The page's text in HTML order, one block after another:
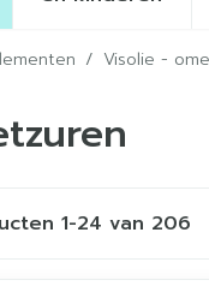
/ Visolie -
1-24 van 206